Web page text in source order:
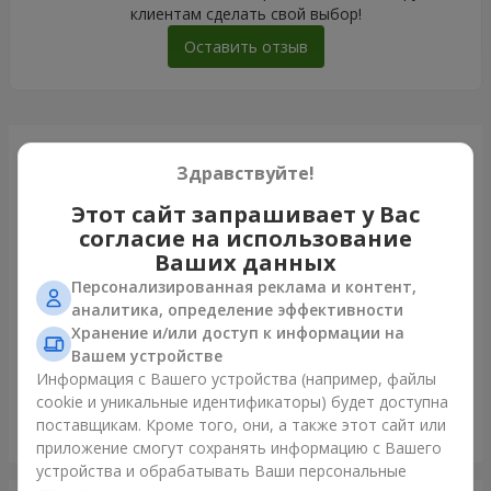
клиентам сделать свой выбор!
Оставить отзыв
Только что доставили
Букет "Бенефис"
Одесса
Здравствуйте!
Этот сайт запрашивает у Вас
согласие на использование
Ваших данных
Персонализированная реклама и контент,
аналитика, определение эффективности
Хранение и/или доступ к информации на
Вашем устройстве
Информация с Вашего устройства (например, файлы
cookie и уникальные идентификаторы) будет доступна
поставщикам. Кроме того, они, а также этот сайт или
приложение смогут сохранять информацию с Вашего
устройства и обрабатывать Ваши персональные